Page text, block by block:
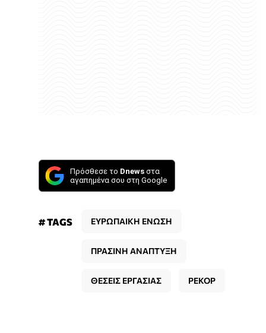
Πρόσθεσε το Dnews στα
αγαπημένα σου στη Google
# TAGS ΕΥΡΩΠΑΙΚΗ ΕΝΩΣΗ
ΠΡΑΣΙΝΗ ΑΝΑΠΤΥΞΗ
ΘΕΣΕΙΣ ΕΡΓΑΣΙΑΣ ΡΕΚΟΡ